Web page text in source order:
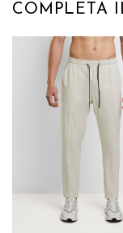
COMPLETA